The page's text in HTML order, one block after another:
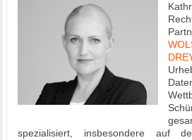
spezialisiert, insbesondere auf